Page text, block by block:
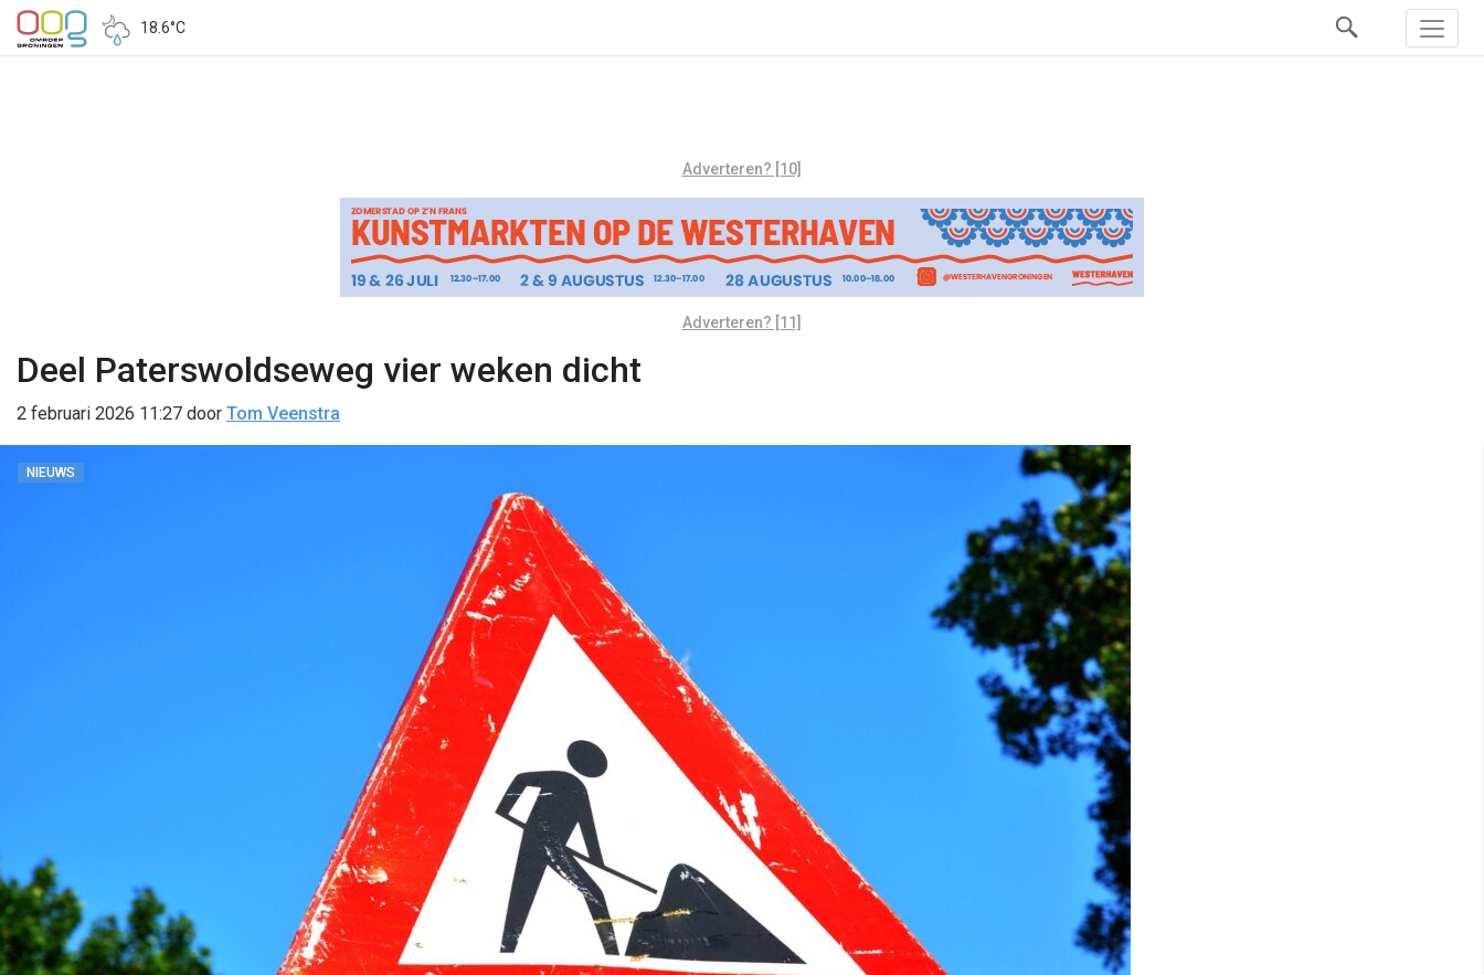
18.6°C
Adverteren? [10]
Adverteren? [11]
Deel Paterswoldseweg vier weken dicht
2 februari 2026 11:27 door Tom Veenstra
NIEUWS